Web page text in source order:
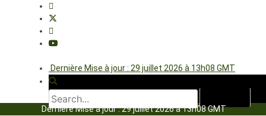
Dernière Mise à jour : 29 juillet 2026 à 13h08 GMT
Dernière Mise à jour : 29 juillet 2026 à 13h08 GMT